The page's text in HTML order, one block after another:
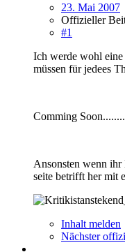
23. Mai 2007
Offizieller
#1
Ich werde wohl eine
müssen für jedees
Comming Soon........
Ansonsten wenn
seite betrifft her mit
Inhalt melden
Nächster